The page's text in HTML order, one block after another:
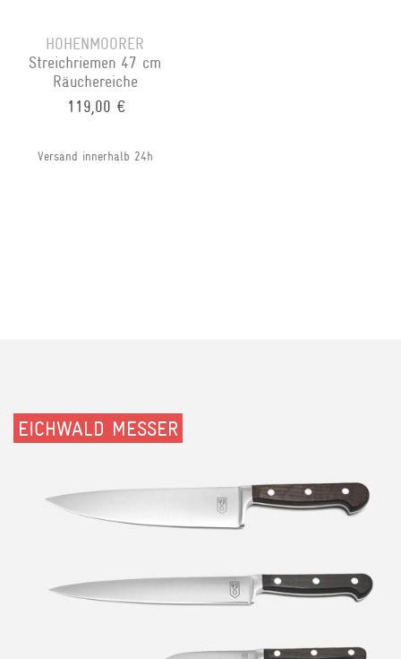
HOHENMOORER
Streichriemen 47 cm
Räuchereiche
119,00 €
Versand innerhalb 24h
EICHWALD MESSER